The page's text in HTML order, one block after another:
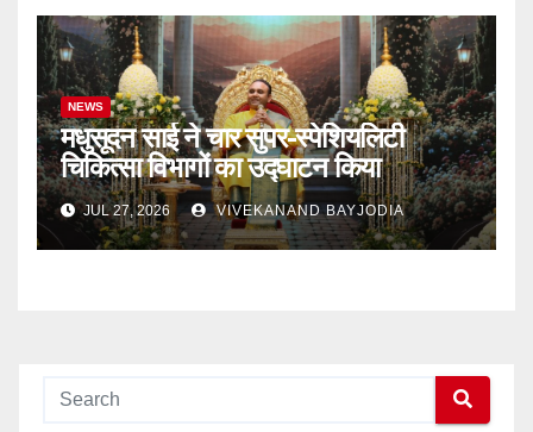
NEWS
मधुसूदन साई ने चार सुपर-स्पेशियलिटी
चिकित्सा विभागों का उद्घाटन किया
JUL 27, 2026 VIVEKANAND BAYJODIA